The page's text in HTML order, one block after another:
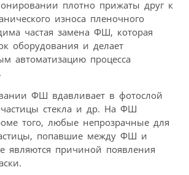
плотно прижаты друг к
износа пленочного
частая замена ФШ, которая
оборудования и делает
автоматизацию процесса
ФШ вдавливает в фотослой
стекла и др. На ФШ
того, любые непрозрачные для
попавшие между ФШ и
являются причиной появления